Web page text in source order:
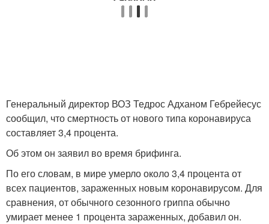
Генеральный директор ВОЗ Тедрос Адханом Гебрейесус
сообщил, что смертность от нового типа коронавируса
составляет 3,4 процента.
Об этом он заявил во время брифинга.
По его словам, в мире умерло около 3,4 процента от
всех пациентов, зараженных новым коронавирусом. Для
сравнения, от обычного сезонного гриппа обычно
умирает менее 1 процента зараженных, добавил он.